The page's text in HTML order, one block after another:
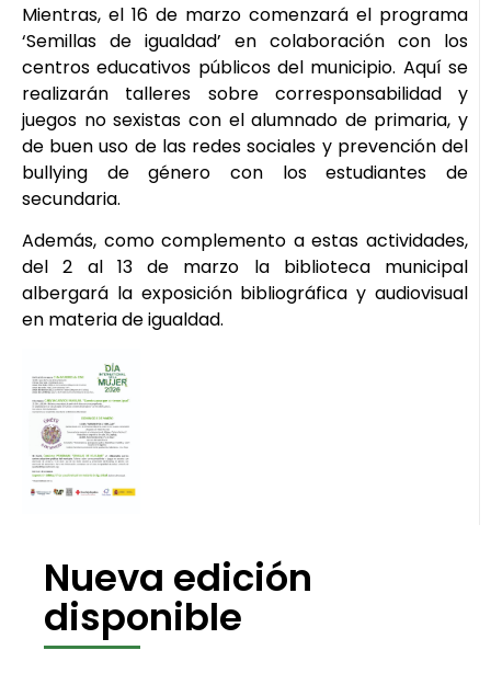
Mientras, el 16 de marzo comenzará el programa
‘Semillas de igualdad’ en colaboración con los
centros educativos públicos del municipio. Aquí se
realizarán talleres sobre corresponsabilidad y
juegos no sexistas con el alumnado de primaria, y
de buen uso de las redes sociales y prevención del
bullying de género con los estudiantes de
secundaria.
Además, como complemento a estas actividades,
del 2 al 13 de marzo la biblioteca municipal
albergará la exposición bibliográfica y audiovisual
en materia de igualdad.
Nueva edición
disponible